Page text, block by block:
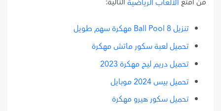
تنزيل 8 Ball Pool مهكرة سهم طويل
تحميل لعبة سكور ماتش مهكرة
تحميل دريم ليج مهكرة 2023
تحميل بيس 2024 موبايل
تحميل سكور هيرو مهكرة